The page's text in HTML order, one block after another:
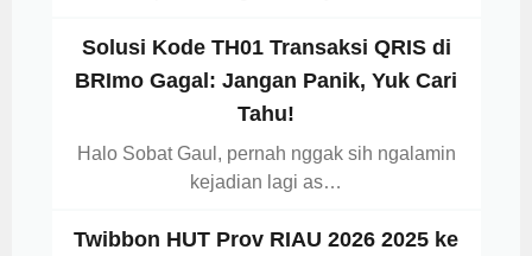
Solusi Kode TH01 Transaksi QRIS di
BRImo Gagal: Jangan Panik, Yuk Cari
Tahu!
Halo Sobat Gaul, pernah nggak sih ngalamin
kejadian lagi as…
Twibbon HUT Prov RIAU 2026 2025 ke